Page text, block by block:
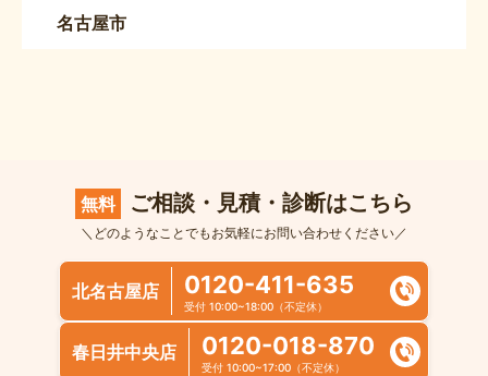
名古屋市
無料 ご相談・見積・診断はこちら
＼どのようなことでもお気軽にお問い合わせください／
北名古屋店 0120-411-635
受付 10:00~18:00（不定休）
春日井中央店 0120-018-870
受付 10:00~17:00（不定休）